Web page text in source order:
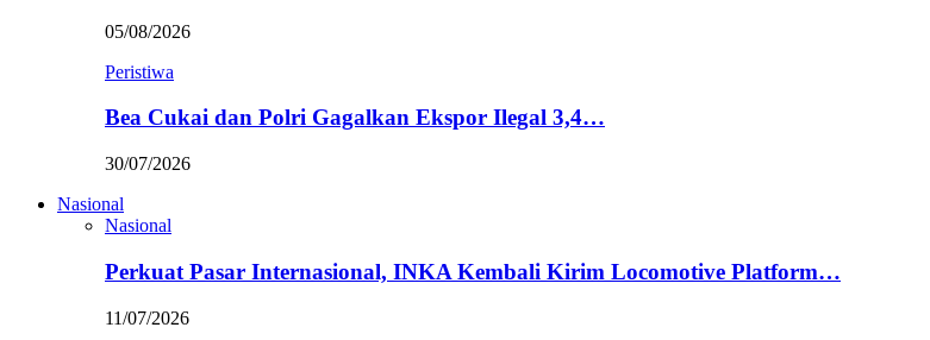
05/08/2026
Peristiwa
Bea Cukai dan Polri Gagalkan Ekspor Ilegal 3,4…
30/07/2026
Nasional
Nasional
Perkuat Pasar Internasional, INKA Kembali Kirim Locomotive Platform…
11/07/2026